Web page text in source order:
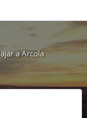
a Arcola